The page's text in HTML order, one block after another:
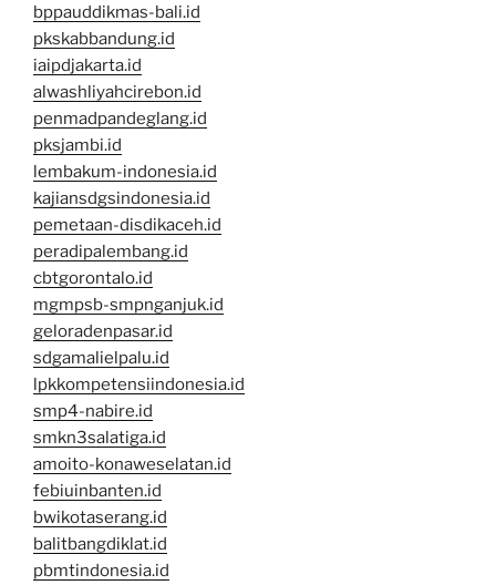
bppauddikmas-bali.id
pkskabbandung.id
iaipdjakarta.id
alwashliyahcirebon.id
penmadpandeglang.id
pksjambi.id
lembakum-indonesia.id
kajiansdgsindonesia.id
pemetaan-disdikaceh.id
peradipalembang.id
cbtgorontalo.id
mgmpsb-smpnganjuk.id
geloradenpasar.id
sdgamalielpalu.id
lpkkompetensiindonesia.id
smp4-nabire.id
smkn3salatiga.id
amoito-konaweselatan.id
febiuinbanten.id
bwikotaserang.id
balitbangdiklat.id
pbmtindonesia.id